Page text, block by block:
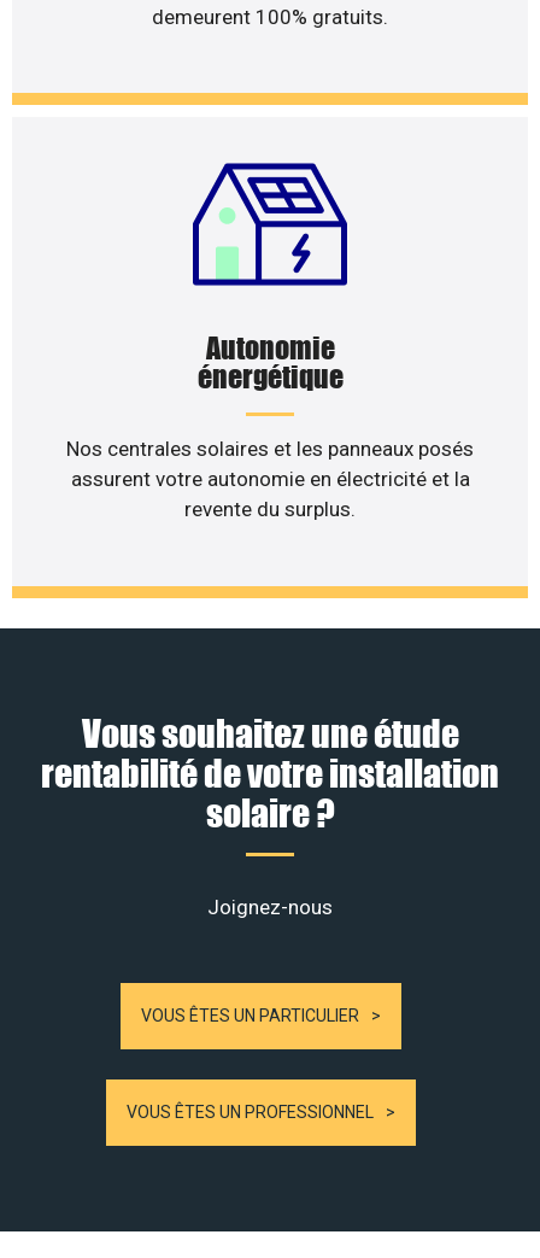
demeurent 100% gratuits.
Autonomie
énergétique
Nos centrales solaires et les panneaux posés
assurent votre autonomie en électricité et la
revente du surplus.
Vous souhaitez une étude
rentabilité de votre installation
solaire ?
Joignez-nous
VOUS ÊTES UN PARTICULIER
VOUS ÊTES UN PROFESSIONNEL